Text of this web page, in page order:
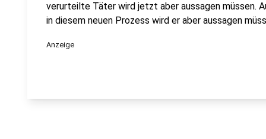
verurteilte Täter wird jetzt aber aussagen müssen.
in diesem neuen Prozess wird er aber aussagen
Anzeige